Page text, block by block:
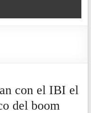
con el IBI el
del boom